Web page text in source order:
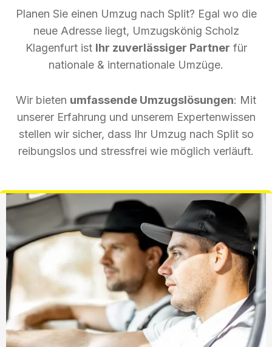
Planen Sie einen Umzug nach Split? Egal wo die
neue Adresse liegt, Umzugskönig Scholz
Klagenfurt ist Ihr zuverlässiger Partner für
nationale & internationale Umzüge.
Wir bieten umfassende Umzugslösungen: Mit
unserer Erfahrung und unserem Expertenwissen
stellen wir sicher, dass Ihr Umzug nach Split so
reibungslos und stressfrei wie möglich verläuft.